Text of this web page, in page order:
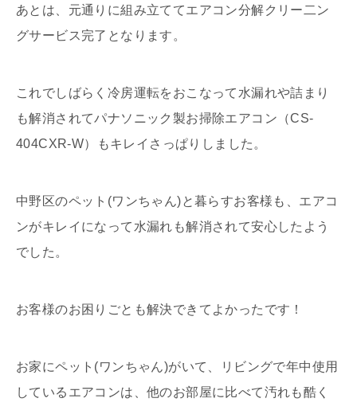
あとは、元通りに組み立ててエアコン分解クリー二ン
グサービス完了となります。
これでしばらく冷房運転をおこなって水漏れや詰まり
も解消されてパナソニック製お掃除エアコン（CS-
404CXR-W）もキレイさっぱりしました。
中野区のペット(ワンちゃん)と暮らすお客様も、エアコ
ンがキレイになって水漏れも解消されて安心したよう
でした。
お客様のお困りごとも解決できてよかったです！
お家にペット(ワンちゃん)がいて、リビングで年中使用
しているエアコンは、他のお部屋に比べて汚れも酷く